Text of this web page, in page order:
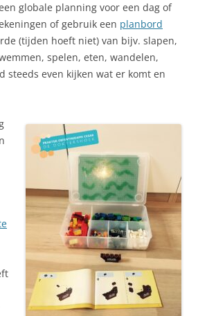
globale planning voor een dag of
of gebruik een planbord
(tijden hoeft niet) van bijv. slapen,
spelen, eten, wandelen,
steeds even kijken wat er komt en